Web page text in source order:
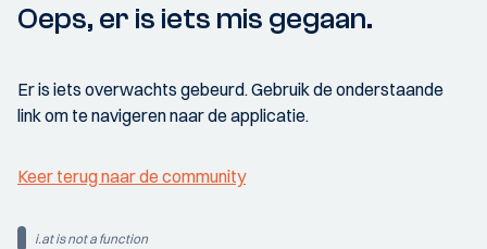
Oeps, er is iets mis gegaan.
Er is iets overwachts gebeurd. Gebruik de onderstaande
link om te navigeren naar de applicatie.
Keer terug naar de community
i.at is not a function